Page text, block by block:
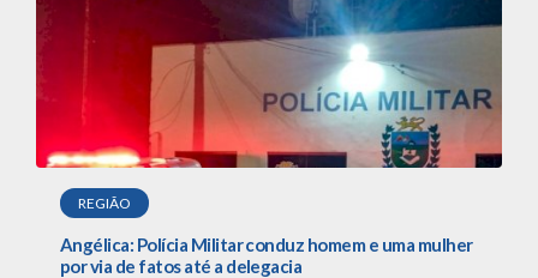
REGIÃO
Angélica: Polícia Militar conduz homem e uma mulher
por via de fatos até a delegacia